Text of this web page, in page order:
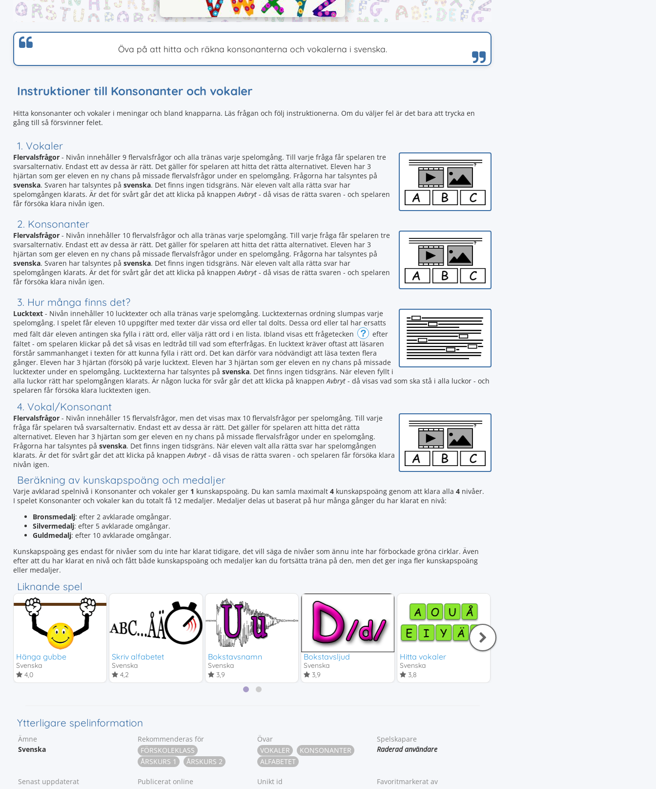
Öva på att hitta och räkna konsonanterna och vokalerna i svenska.
Instruktioner till Konsonanter och vokaler
Hitta konsonanter och vokaler i meningar och bland knapparna. Läs frågan och följ instruktionerna. Om du väljer fel är det bara att trycka en
gång till så försvinner felet.
1. Vokaler
Flervalsfrågor - Nivån innehåller 9 flervalsfrågor och alla tränas varje spelomgång. Till varje fråga får spelaren tre
svarsalternativ. Endast ett av dessa är rätt. Det gäller för spelaren att hitta det rätta alternativet. Eleven har 3
hjärtan som ger eleven en ny chans på missade flervalsfrågor under en spelomgång. Frågorna har talsyntes på
svenska. Svaren har talsyntes på svenska. Det finns ingen tidsgräns. När eleven valt alla rätta svar har
spelomgången klarats. Är det för svårt går det att klicka på knappenAvbryt - då visas de rätta svaren - och spelaren
får försöka klara nivån igen.
2. Konsonanter
Flervalsfrågor - Nivån innehåller 10 flervalsfrågor och alla tränas varje spelomgång. Till varje fråga får spelaren tre
svarsalternativ. Endast ett av dessa är rätt. Det gäller för spelaren att hitta det rätta alternativet. Eleven har 3
hjärtan som ger eleven en ny chans på missade flervalsfrågor under en spelomgång. Frågorna har talsyntes på
svenska. Svaren har talsyntes på svenska. Det finns ingen tidsgräns. När eleven valt alla rätta svar har
spelomgången klarats. Är det för svårt går det att klicka på knappenAvbryt - då visas de rätta svaren - och spelaren
får försöka klara nivån igen.
3. Hur många finns det?
Lucktext - Nivån innehåller 10 lucktexter och alla tränas varje spelomgång. Lucktexternas ordning slumpas varje
spelomgång. I spelet får eleven 10 uppgifter med texter där vissa ord eller tal dolts. Dessa ord eller tal har ersatts
med fält där eleven antingen ska fylla i rätt ord, eller välja rätt ord i en lista. Ibland visas ett frågetecken
?
efter
fältet - om spelaren klickar på det så visas en ledtråd till vad som efterfrågas. En lucktext kräver oftast att läsaren
förstår sammanhanget i texten för att kunna fylla i rätt ord. Det kan därför vara nödvändigt att läsa texten flera
gånger. Eleven har 3 hjärtan (försök) på varje lucktext. Eleven har 3 hjärtan som ger eleven en ny chans på missade
lucktexter under en spelomgång. Lucktexterna har talsyntes på svenska. Det finns ingen tidsgräns. När eleven fyllt i
alla luckor rätt har spelomgången klarats. Är någon lucka för svår går det att klicka på knappenAvbryt - då visas vad som ska stå i alla luckor - och
spelaren får försöka klara lucktexten igen.
4. Vokal/Konsonant
Flervalsfrågor - Nivån innehåller 15 flervalsfrågor, men det visas max 10 flervalsfrågor per spelomgång. Till varje
fråga får spelaren två svarsalternativ. Endast ett av dessa är rätt. Det gäller för spelaren att hitta det rätta
alternativet. Eleven har 3 hjärtan som ger eleven en ny chans på missade flervalsfrågor under en spelomgång.
Frågorna har talsyntes på svenska. Det finns ingen tidsgräns. När eleven valt alla rätta svar har spelomgången
klarats. Är det för svårt går det att klicka på knappenAvbryt - då visas de rätta svaren - och spelaren får försöka klara
nivån igen.
Beräkning av kunskapspoäng och medaljer
Varje avklarad spelnivå i Konsonanter och vokaler ger 1 kunskapspoäng. Du kan samla maximalt 4 kunskapspoäng genom att klara alla 4 nivåer.
I spelet Konsonanter och vokaler kan du totalt få 12 medaljer. Medaljer delas ut baserat på hur många gånger du har klarat en nivå:
Bronsmedalj: efter 2 avklarade omgångar.
Silvermedalj: efter 5 avklarade omgångar.
Guldmedalj: efter 10 avklarade omgångar.
Kunskapspoäng ges endast för nivåer som du inte har klarat tidigare, det vill säga de nivåer som ännu inte har förbockade gröna cirklar. Även
efter att du har klarat en nivå och fått både kunskapspoäng och medaljer kan du fortsätta träna på den, men det ger inga fler kunskapspoäng
eller medaljer.
Liknande spel
Hänga gubbe
Svenska
4,0
Skriv alfabetet
Svenska
4,2
Bokstavsnamn
Svenska
3,9
Bokstavsljud
Svenska
3,9
Hitta vokaler
Svenska
3,8
Ytterligare spelinformation
Ämne
Svenska
Rekommenderas för
FÖRSKOLEKLASS
ÅRSKURS 1
ÅRSKURS 2
Övar
VOKALER
KONSONANTER
ALFABETET
Spelskapare
Raderad användare
Senast uppdaterat
Publicerat online
Unikt id
Favoritmarkerat av